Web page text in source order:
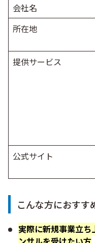
会社名
所在地
提供サービス
公式サイト
こんな方におすす
実際に新規事業立